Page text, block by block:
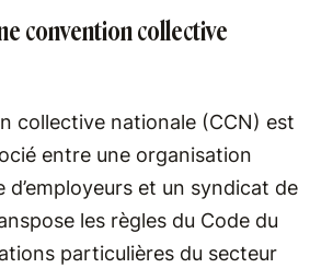
convention collective
collective nationale (CCN) est
entre une organisation
d’employeurs et un syndicat de
les règles du Code du
particulières du secteur